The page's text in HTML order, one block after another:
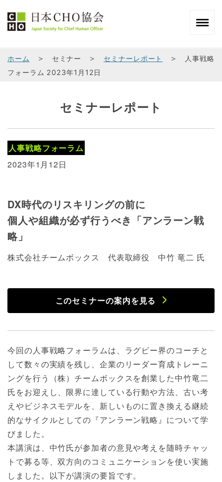
ホーム ＞ セミナー ＞ セミナーレポート ＞
人事戦略
フォーラム 2023年1月12日
セミナーレポート
人事戦略フォーラム
2023年1月12日
DX時代のリスキリングの前に
個人や組織が必ず行うべき「アンラーン戦
略」
株式会社チームボックス 代表取締役 中竹 竜二 氏
このセミナーの案内を見る
今回の人事戦略フォーラムは、ラグビー界のコーチと
して数々の実績を残し、企業のリーダー育成トレーニ
ングを行う（株）チームボックスを創業した中竹竜二
氏をお迎えし、限界に達している行動や方法、古い考
えやビジネスモデルを、新しいものに置き換える継続
的なサイクルとしての『アンラーン戦略』について学
びました。
本講演は、中竹氏が参加者の意見や考えを随時チャッ
トで募る等、双方向のコミュニケーションを使い実施
しました。以下が講演の要旨です。